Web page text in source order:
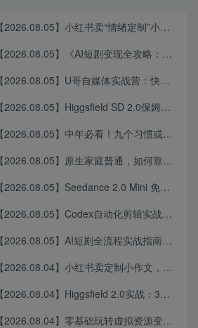
【2026.08.05】小红书卖“情绪定制”小服务，客单价6.88-14.88，227天狂出2万+单，净赚13万+
【2026.08.05】《AI短剧变现全攻略：婆媳题材引爆女性流量，四大变现路径一次打通》
【2026.08.05】U哥自媒体实战营：快速起号、引爆流量、打造爆款内容能力
【2026.08.05】Higgsfield SD 2.0保姆级教程：3分钟真人AI影视剧从0到1完整实操
【2026.08.05】中年必看！九个习惯或能助你更长寿
【2026.08.05】原生家庭普通，如何靠个人努力实现阶层跃升？这几点建议值得收藏
【2026.08.05】Seedance 2.0 Mini 免费无限用：10秒视频、9图+3音频全解锁！
【2026.08.05】Codex自动化剪辑实战：DeepSeek V4 Pro多API联动，图文成片Skill全流程拆解
【2026.08.05】AI短剧全流程实战指南：从爆款拆解到成片交付，掌握高效工作流与审美进阶秘籍
【2026.08.04】小红书卖定制小作文，9.9元一单狂卖1万+，普通人的轻资产搞钱路子
【2026.08.04】Higgsfield 2.0实战：3分钟真人AI影视剧全流程拆解，14天无限生成秘籍
【2026.08.04】零基础玩转虚拟资源变现：四大赛道实操指南，手把手教你搭建个人盈利体系